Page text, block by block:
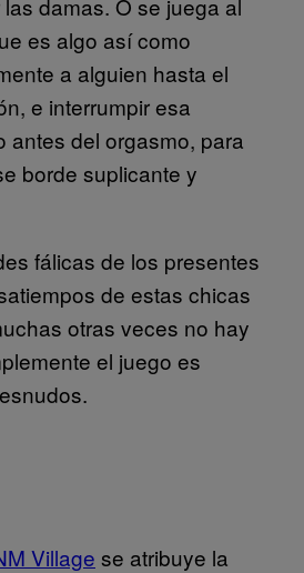
es algo así como
a alguien hasta el
e interrumpir esa
antes del orgasmo, para
borde suplicante y
fálicas de los presentes
de estas chicas
otras veces no hay
el juego es
Village se atribuye la